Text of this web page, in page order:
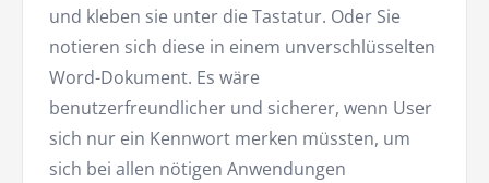
und kleben sie unter die Tastatur. Oder Sie
notieren sich diese in einem unverschlüsselten
Word-Dokument. Es wäre
benutzerfreundlicher und sicherer, wenn User
sich nur ein Kennwort merken müssten, um
sich bei allen nötigen Anwendungen